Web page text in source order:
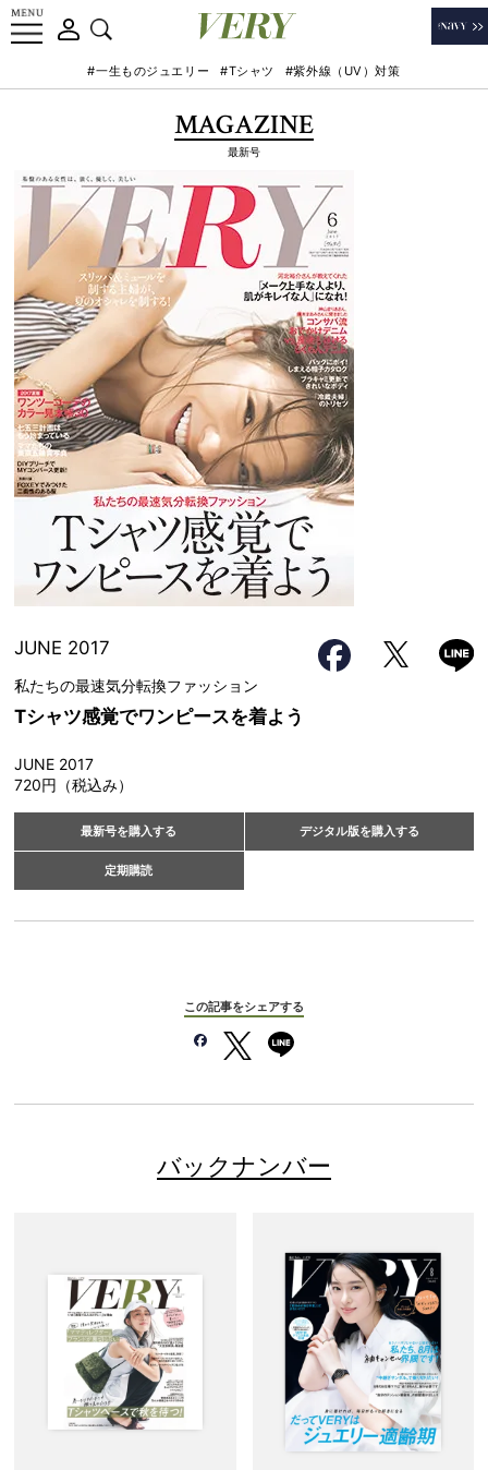
#一生ものジュエリー #Tシャツ #紫外線（UV）対策
MAGAZINE
最新号
JUNE 2017
私たちの最速気分転換ファッション
Tシャツ感覚でワンピースを着よう
JUNE 2017
720円（税込み）
最新号を購入する デジタル版を購入する
定期購読
この記事をシェアする
バックナンバー